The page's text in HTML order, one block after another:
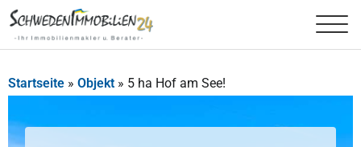
Startseite » Objekt » 5 ha Hof am See!